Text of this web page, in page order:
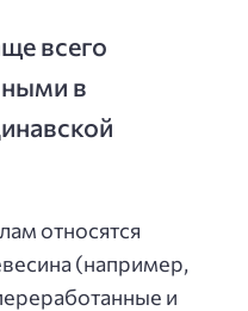
всего
в
относятся
(например,
и